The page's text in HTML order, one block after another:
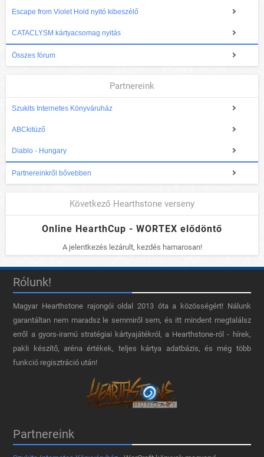
Escape from Violet Hold nyitó kibeszélő
CATACLYSM kártyacsomag nyitás
Összes fórum
Partnereink
Szukits Internetes Könyváruház
ABCkitüző
Diablo - Hungary
Partnereinkről bővebben
Következő Hearthstone verseny
Online HearthCup - WORTEX elődöntő
A jelentkezés lezárult, kezdés hamarosan!
Rólunk!
Magyar Hearthstone​ rajongói oldal 2013 óta a közösségért! Nálunk
garantáltan nem maradsz le semmiről sem, és itt mindent megtalálsz
erről a gyors-iramú stratégiai kártyajátékról, a Hearthstone-ról - hírek,
pakli készítő, aréna értékek, teljes kártya adatbázis, és még több
funkció regisztráció után!
Partnereink